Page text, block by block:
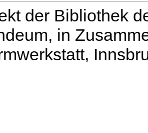
der Bibliothek
in